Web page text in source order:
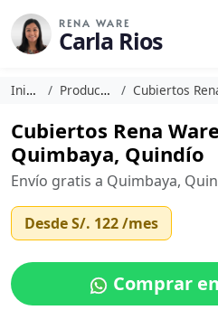
RENA WARE
Carla Rios
Inicio Productos Cubiertos Rena
Cubiertos Rena
Quimbaya, Quindío
Envío gratis a Quimbaya,
DesdeS/. 122/mes
Comprar